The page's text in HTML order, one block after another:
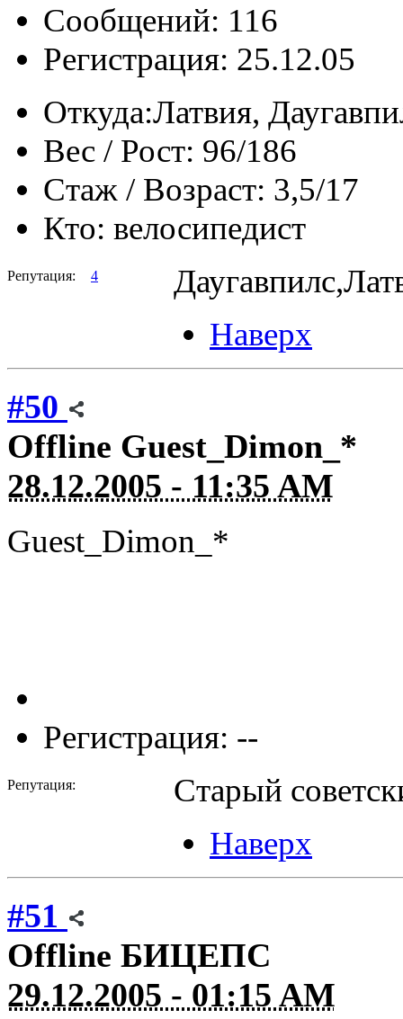
Сообщений: 116
Регистрация: 25.12.05
Откуда:Латвия,
Вес / Рост: 96/186
Стаж / Возраст: 3,5/17
Кто: велосипедист
Репутация: 4
Наверх
#50
Offline Guest_Dimon_*
28.12.2005 - 11:35 AM
Guest_Dimon_*
Регистрация: --
Репутация:
Старый
Наверх
#51
Offline БИЦЕПС
29.12.2005 - 01:15 AM